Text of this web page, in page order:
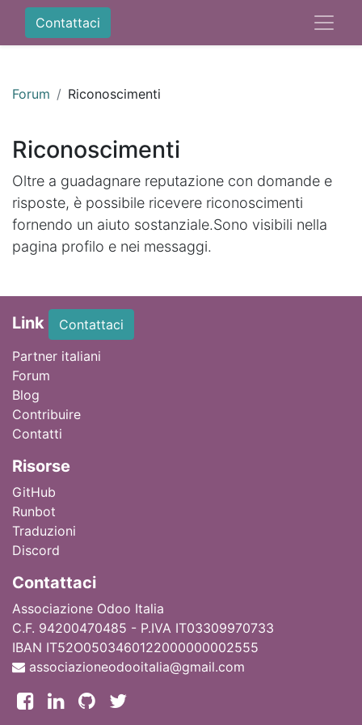
Contattaci
Forum Riconoscimenti
Riconoscimenti
Oltre a guadagnare reputazione con domande e
risposte, è possibile ricevere riconoscimenti
fornendo un aiuto sostanziale.Sono visibili nella
pagina profilo e nei messaggi.
Link
Contattaci
Partner italiani
Forum
Blog
Contribuire
Contatti
Risorse
GitHub
Runbot
Traduzioni
Discord
Contattaci
Associazione Odoo Italia
C.F. 94200470485 - P.IVA IT03309970733
IBAN IT52O0503460122000000002555
associazioneodooitalia@gmail.com